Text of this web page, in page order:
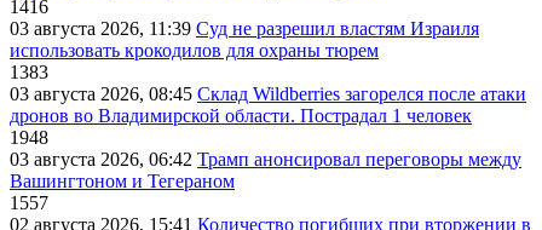
1416
03 августа 2026, 11:39 Суд не разрешил властям Израиля
использовать крокодилов для охраны тюрем
1383
03 августа 2026, 08:45 Склад Wildberries загорелся после атаки
дронов во Владимирской области. Пострадал 1 человек
1948
03 августа 2026, 06:42 Трамп анонсировал переговоры между
Вашингтоном и Тегераном
1557
02 августа 2026, 15:41 Количество погибших при вторжении в